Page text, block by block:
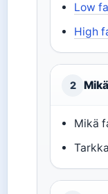
Low
High
2
Mikä